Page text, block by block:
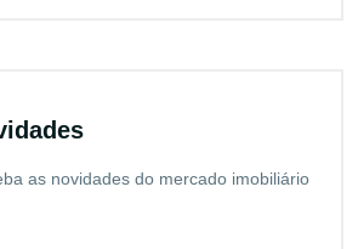
as novidades do mercado imobiliário